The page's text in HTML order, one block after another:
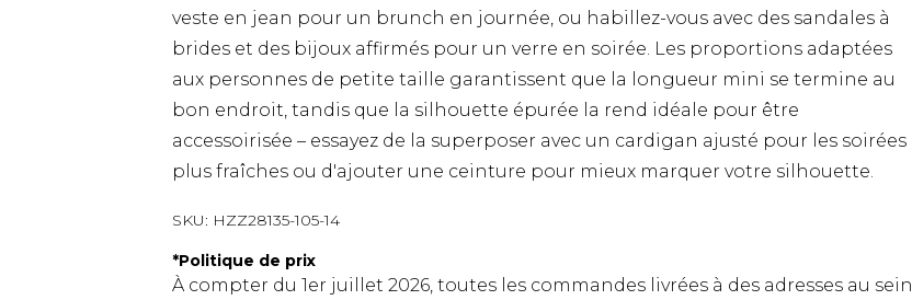
veste en jean pour un brunch en journée, ou habillez-vous avec des sandales à
brides et des bijoux affirmés pour un verre en soirée. Les proportions adaptées
aux personnes de petite taille garantissent que la longueur mini se termine au
bon endroit, tandis que la silhouette épurée la rend idéale pour être
accessoirisée – essayez de la superposer avec un cardigan ajusté pour les soirées
plus fraîches ou d'ajouter une ceinture pour mieux marquer votre silhouette.
SKU: HZZ28135-105-14
*Politique de prix
À compter du 1er juillet 2026, toutes les commandes livrées à des adresses au sein